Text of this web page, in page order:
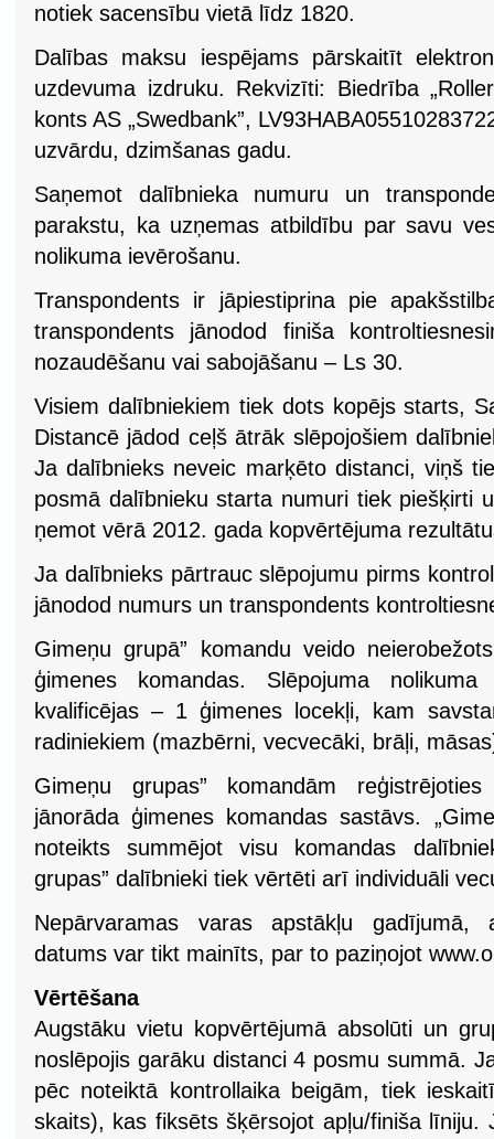
notiek sacensību vietā līdz 1820.
Dalības maksu iespējams pārskaitīt
uzdevuma izdruku. Rekvizīti: Biedrība
konts AS „Swedbank”,
uzvārdu, dzimšanas gadu.
Saņemot dalībnieka numuru un
parakstu, ka uzņemas atbildību par savu
nolikuma ievērošanu.
Transpondents ir jāpiestiprina pie
transpondents jānodod finiša
nozaudēšanu vai sabojāšanu – Ls 30.
Visiem dalībniekiem tiek dots kopējs starts,
Distancē jādod ceļš ātrāk slēpojošiem
Ja dalībnieks neveic marķēto distanci, viņš
posmā dalībnieku starta numuri tiek piešķirti
ņemot vērā 2012. gada kopvērtējuma
Ja dalībnieks pārtrauc slēpojumu pirms
jānodod numurs un transpondents
Gimeņu grupā” komandu veido
ģimenes komandas. Slēpojuma
kvalificējas – 1 ģimenes locekļi, kam
radiniekiem (mazbērni, vecvecāki, brāļi,
Gimeņu grupas” komandām
jānorāda ģimenes komandas sastāvs.
noteikts summējot visu komandas
grupas” dalībnieki tiek vērtēti arī individuāli
Nepārvaramas varas apstākļu gadījumā,
datums var tikt mainīts, par to paziņojot
Vērtēšana
Augstāku vietu kopvērtējumā absolūti un
noslēpojis garāku distanci 4 posmu summā.
pēc noteiktā kontrollaika beigām, tiek
skaits), kas fiksēts šķērsojot apļu/finiša līniju.